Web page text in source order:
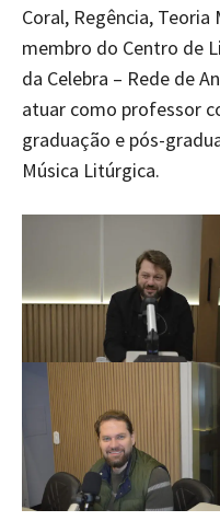
Coral, Regência, Teoria
membro do Centro de
da Celebra – Rede de
atuar como professor
graduação e pós-
Música Litúrgica.